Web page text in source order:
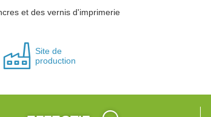
et des vernis d'imprimerie
Site de
production